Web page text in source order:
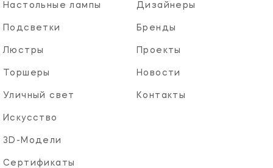
Настольные лампы
Подсветки
Люстры
Торшеры
Уличный свет
Искусство
3D-Модели
Сертификаты
Дизайнеры
Бренды
Проекты
Новости
Контакты